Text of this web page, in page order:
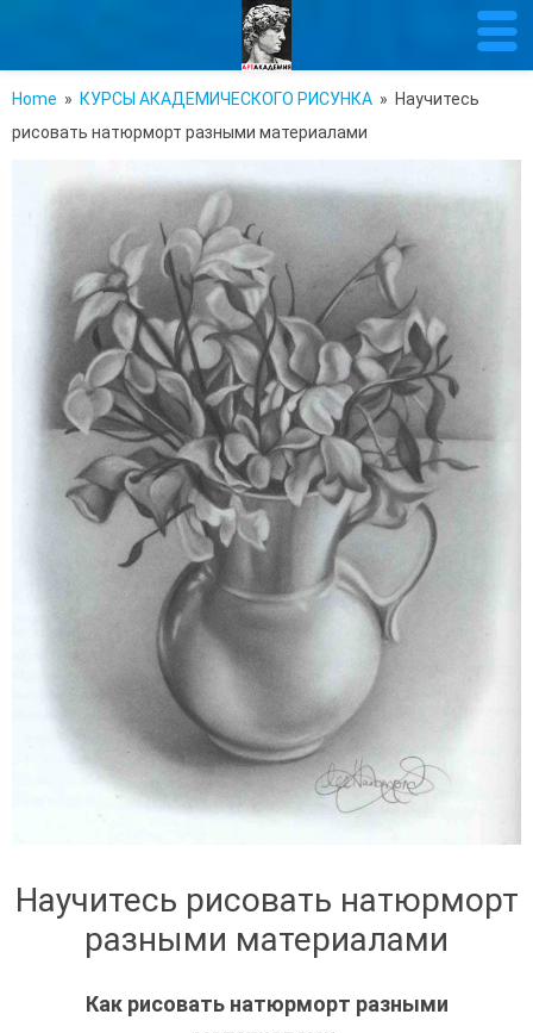
Home » КУРСЫ АКАДЕМИЧЕСКОГО РИСУНКА » Научитесь
рисовать натюрморт разными материалами
Научитесь рисовать натюрморт
разными материалами
Как рисовать натюрморт разными